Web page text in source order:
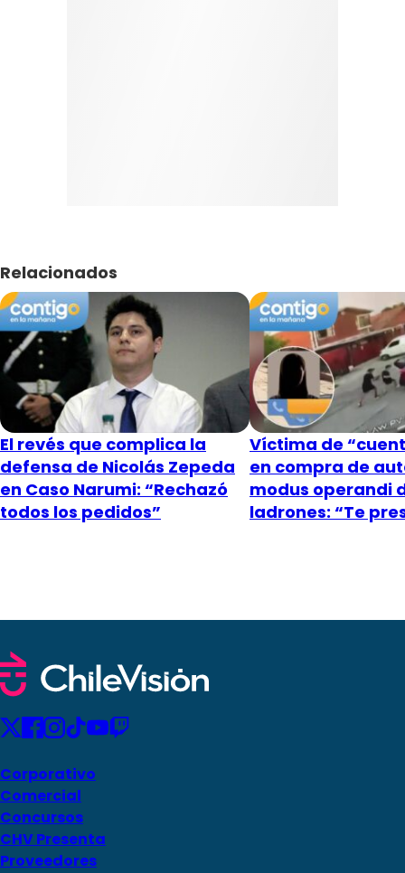
Relacionados
El revés que complica la
defensa de Nicolás Zepeda
en Caso Narumi: “Rechazó
todos los pedidos”
Víctima de
en compra de
modus operandi
ladrones: “Te
Corporativo
Comercial
Concursos
CHV Presenta
Proveedores